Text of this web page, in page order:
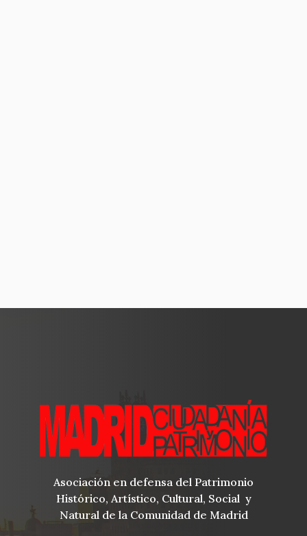
Asociación en defensa del Patrimonio
Histórico, Artístico, Cultural, Social y
Natural de la Comunidad de Madrid